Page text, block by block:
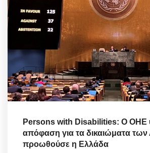
Persons with Disabilities: Ο ΟΗΕ
απόφαση για τα δικαιώματα
προωθούσε η Ελλάδα